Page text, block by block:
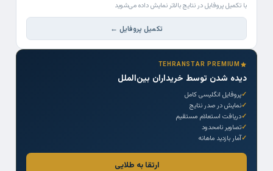
با تکمیل پروفایل در نتایج بالاتر نمایش داده می‌شوید
تکمیل پروفایل ←
TEHRANSTAR PREMIUM
دیده شدن توسط خریداران بین‌الملل
پروفایل انگلیسی کامل
نمایش در صدر نتایج
دریافت استعلام مستقیم
تصاویر نامحدود
آمار بازدید ماهانه
ارتقا به طلایی